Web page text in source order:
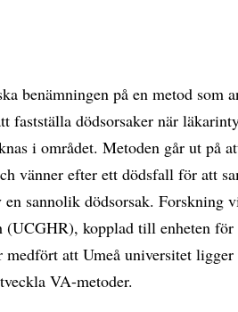
benämningen på en metod som
fastställa dödsorsaker när
i området. Metoden går ut på
vänner efter ett dödsfall för att
sannolik dödsorsak. Forskning
(UCGHR), kopplad till enheten för
att Umeå universitet
VA-metoder.